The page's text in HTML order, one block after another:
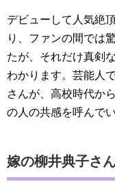
デビューして人気絶
り、ファンの間では
たが、それだけ真剣
わかります。芸能人
さんが、高校時代か
の人の共感を呼んでい
嫁の柳井典子さ